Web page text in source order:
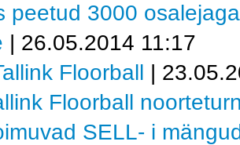
peetud 3000
| 26.05.2014 11:17
Floorball |
Floorball
SELL- i